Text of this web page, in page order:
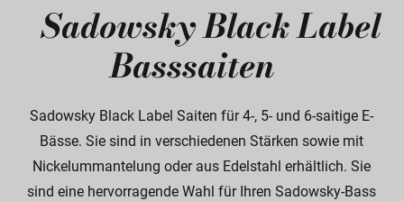
Sadowsky Black Label
Basssaiten
Sadowsky Black Label Saiten für 4-, 5- und 6-saitige E-
Bässe. Sie sind in verschiedenen Stärken sowie mit
Nickelummantelung oder aus Edelstahl erhältlich. Sie
sind eine hervorragende Wahl für Ihren Sadowsky-Bass